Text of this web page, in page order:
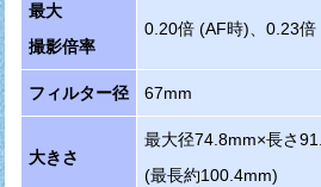
最大
撮影倍率
0.20倍 (AF時)、0.23倍
フィルター径 67mm
大きさ
最大径74.8mm×長さ
(最長約100.4mm)